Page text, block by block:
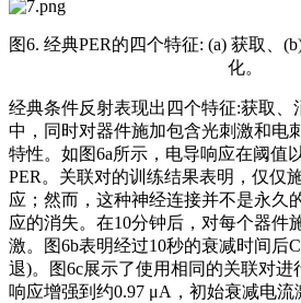
图6. 经典PER的四个特征: (a) 获取、
化。
经典条件反射表现出四个特征:获取、
中，同时对器件施加包含光刺激和电
特性。如图6a所示，电导响应在阈值
PER。关联对的训练结果表明，仅仅
应；然而，这种神经连接并不是永久
应的消失。在10分钟后，对每个器件
激。图6b表明经过10秒的衰减时间后
退)。图6c展示了使用相同的关联对进
响应增强到约0.97 μA，初始衰减电流